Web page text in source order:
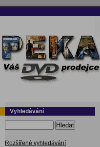
Vyhledávání
Hledat
Rozšířené vyhledávání